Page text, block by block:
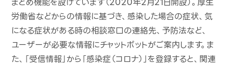
労働省などからの情報に基づき、感染した場合の症状、気
になる症状がある時の相談窓口の連絡先、予防法など、
ユーザーが必要な情報にチャットボットがご案内します。ま
た、「受信情報」から「感染症（コロナ）」を登録すると、関連